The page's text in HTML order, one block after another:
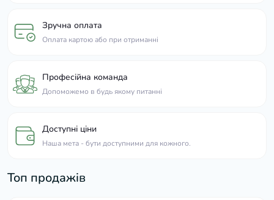
Зручна оплата
Оплата картою або при отриманні
Професійна команда
Допоможемо в будь якому питанні
Доступні ціни
Наша мета - бути доступними для кожного.
Топ продажів